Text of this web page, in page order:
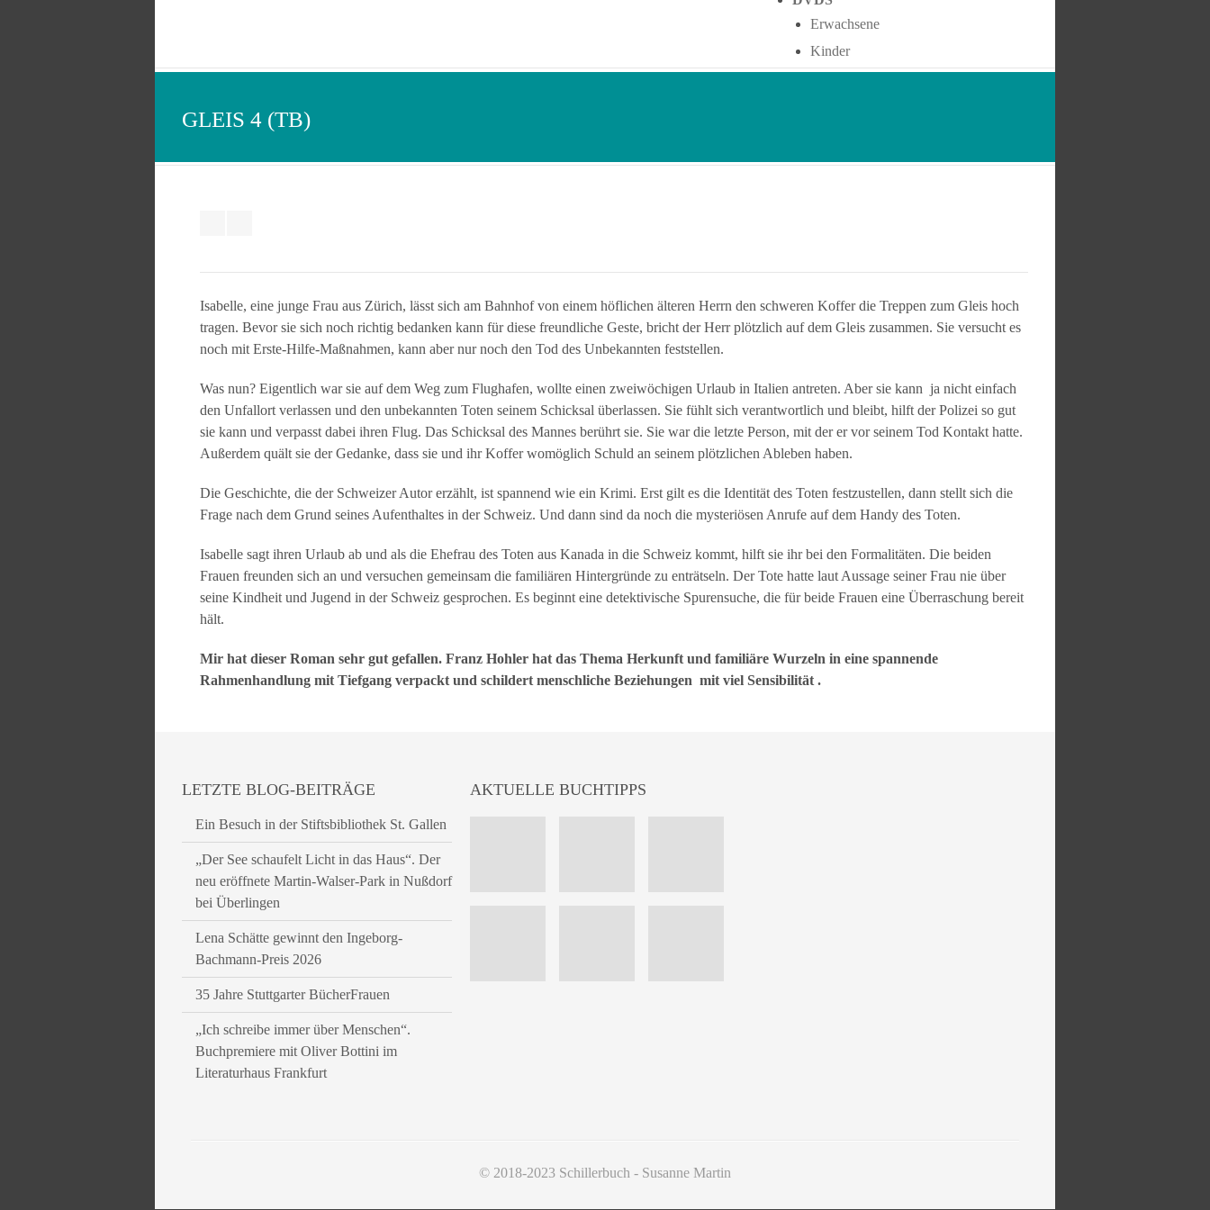
Erwachsene
Kinder
GLEIS 4 (TB)
Isabelle, eine junge Frau aus Zürich, lässt sich am Bahnhof von einem höflichen älteren Herrn den schweren Koffer die Treppen zum Gleis hoch
tragen. Bevor sie sich noch richtig bedanken kann für diese freundliche Geste, bricht der Herr plötzlich auf dem Gleis zusammen. Sie versucht es
noch mit Erste-Hilfe-Maßnahmen, kann aber nur noch den Tod des Unbekannten feststellen.
Was nun? Eigentlich war sie auf dem Weg zum Flughafen, wollte einen zweiwöchigen Urlaub in Italien antreten. Aber sie kann ja nicht einfach
den Unfallort verlassen und den unbekannten Toten seinem Schicksal überlassen. Sie fühlt sich verantwortlich und bleibt, hilft der Polizei so gut
sie kann und verpasst dabei ihren Flug. Das Schicksal des Mannes berührt sie. Sie war die letzte Person, mit der er vor seinem Tod Kontakt hatte.
Außerdem quält sie der Gedanke, dass sie und ihr Koffer womöglich Schuld an seinem plötzlichen Ableben haben.
Die Geschichte, die der Schweizer Autor erzählt, ist spannend wie ein Krimi. Erst gilt es die Identität des Toten festzustellen, dann stellt sich die
Frage nach dem Grund seines Aufenthaltes in der Schweiz. Und dann sind da noch die mysteriösen Anrufe auf dem Handy des Toten.
Isabelle sagt ihren Urlaub ab und als die Ehefrau des Toten aus Kanada in die Schweiz kommt, hilft sie ihr bei den Formalitäten. Die beiden
Frauen freunden sich an und versuchen gemeinsam die familiären Hintergründe zu enträtseln. Der Tote hatte laut Aussage seiner Frau nie über
seine Kindheit und Jugend in der Schweiz gesprochen. Es beginnt eine detektivische Spurensuche, die für beide Frauen eine Überraschung bereit
hält.
Mir hat dieser Roman sehr gut gefallen. Franz Hohler hat das Thema Herkunft und familiäre Wurzeln in eine spannende
Rahmenhandlung mit Tiefgang verpackt und schildert menschliche Beziehungen mit viel Sensibilität .
LETZTE BLOG-BEITRÄGE
Ein Besuch in der Stiftsbibliothek St. Gallen
„Der See schaufelt Licht in das Haus“. Der
neu eröffnete Martin-Walser-Park in Nußdorf
bei Überlingen
Lena Schätte gewinnt den Ingeborg-
Bachmann-Preis 2026
35 Jahre Stuttgarter BücherFrauen
„Ich schreibe immer über Menschen“.
Buchpremiere mit Oliver Bottini im
Literaturhaus Frankfurt
AKTUELLE BUCHTIPPS
© 2018-2023 Schillerbuch - Susanne Martin